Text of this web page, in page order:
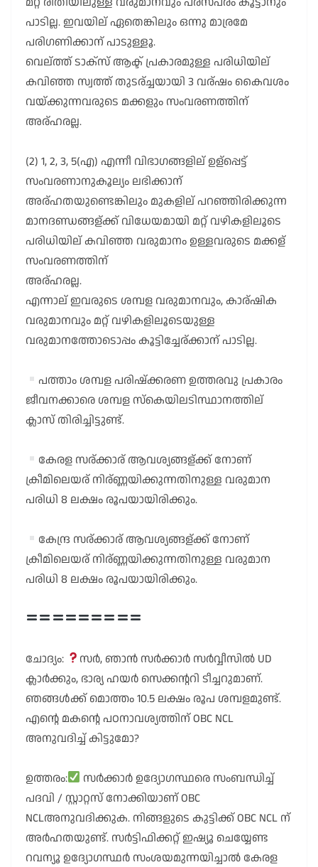
പാടില്ല. ഇവയില് ഏതെങ്കിലും ഒന്നു മാര്രമേ
പരിഗണിക്കാന് പാടുള്ളൂ.
വെല്ത്ത് ടാക്സ് ആക്ട് പ്രകാരമുള്ള പരിധിയില്
കവിഞ്ഞ സ്വത്ത് തുടര്ച്ചയായി 3 വര്ഷം കൈവശം
വയ്ക്കുന്നവരുടെ മക്കളും സംവരണത്തിന്
അര്ഹരല്ല.
(2) 1, 2, 3, 5(എ) എന്നീ വിഭാഗങ്ങളില് ഉള്പ്പെട്ട്
സംവരണാനുകൂല്യം ലഭിക്കാന്
അര്ഹതയുണ്ടെങ്കിലും മുകളില് പറഞ്ഞിരിക്കുന്ന
മാനദണ്ഡങ്ങള്ക്ക് വിധേയമായി മറ്റ് വഴികളിലൂടെ
പരിധിയില് കവിഞ്ഞ വരുമാനം ഉള്ളവരുടെ മക്കള്
സംവരണത്തിന്
അര്ഹരല്ല.
എന്നാല് ഇവരുടെ ശമ്പള വരുമാനവും, കാര്ഷിക
വരുമാനവും മറ്റ് വഴികളിലൂടെയുള്ള
വരുമാനത്തോടൊപ്പം കൂട്ടിച്ചേര്ക്കാന് പാടില്ല.
പത്താം ശമ്പള പരിഷ്ക്കരണ ഉത്തരവു പ്രകാരം
ജീവനക്കാരെ ശമ്പള സ്കെയിലടിസ്ഥാനത്തില്
ക്ലാസ് തിരിച്ചിട്ടുണ്ട്.
കേരള സര്ക്കാര് ആവശ്യങ്ങള്ക്ക് നോണ്
ക്രീമിലെയര് നിര്ണ്ണയിക്കുന്നതിനുള്ള വരുമാന
പരിധി 8 ലക്ഷം രൂപയായിരിക്കും.
കേന്ദ്ര സര്ക്കാര് ആവശ്യങ്ങള്ക്ക് നോണ്
ക്രീമിലെയര് നിര്ണ്ണയിക്കുന്നതിനുള്ള വരുമാന
പരിധി 8 ലക്ഷം രൂപയായിരിക്കും.
ചോദ്യം:
സർ, ഞാൻ സർക്കാർ സർവ്വീസിൽ UD
ക്ലാർക്കും, ഭാര്യ ഹയർ സെക്കൻ്ററി ടീച്ചറുമാണ്.
ഞങ്ങൾക്ക് മൊത്തം 10.5 ലക്ഷം രൂപ ശമ്പളമുണ്ട്.
എൻ്റെ മകൻ്റെ പഠനാവശ്യത്തിന് OBC NCL
അനുവദിച്ച് കിട്ടുമോ?
ഉത്തരം:
സർക്കാർ ഉദ്യോഗസ്ഥരെ സംബന്ധിച്ച്
പദവി / സ്റ്റാറ്റസ് നോക്കിയാണ് OBC
NCLഅനുവദിക്കുക. നിങ്ങളുടെ കുട്ടിക്ക് OBC NCL ന്
അർഹതയുണ്ട്. സർട്ടിഫിക്കറ്റ് ഇഷ്യൂ ചെയ്യേണ്ട
റവന്യൂ ഉദ്യോഗസ്ഥർ സംശയമുന്നയിച്ചാൽ കേരള